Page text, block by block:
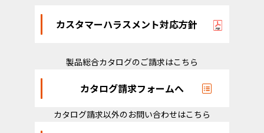
カスタマーハラスメント対応方針
製品総合カタログのご請求はこちら
カタログ請求フォームへ
カタログ請求以外のお問い合わせはこちら